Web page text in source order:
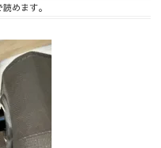
読めます。